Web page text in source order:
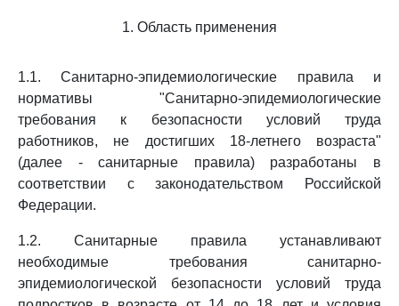
1. Область применения
1.1. Санитарно-эпидемиологические правила и
нормативы "Санитарно-эпидемиологические
требования к безопасности условий труда
работников, не достигших 18-летнего возраста"
(далее - санитарные правила) разработаны в
соответствии с законодательством Российской
Федерации.
1.2. Санитарные правила устанавливают
необходимые требования санитарно-
эпидемиологической безопасности условий труда